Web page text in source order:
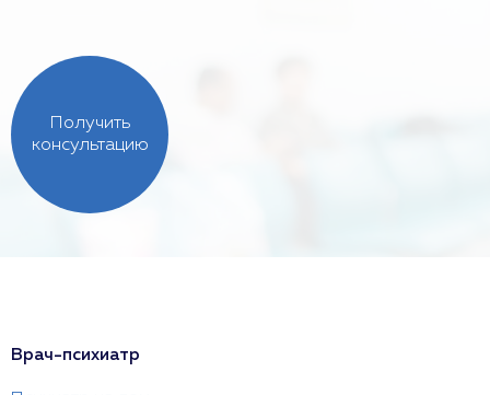
Получить
консультацию
Врач-психиатр